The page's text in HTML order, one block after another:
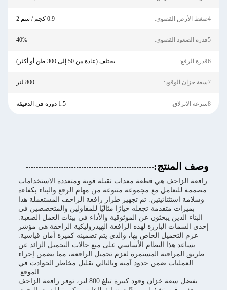
4ضغط الأرض القصوى: 0.9 كجم / سم 2
5قدرة الصعود القصوى: 40%
6قدرة الرفع: يختلف (عادة من 50 إلى 300 طن أو أكثر)
7سعة خزان الوقود: 800 لتر
8سرعة الانزلاق: 1.5 دورة في الدقيقة
وصف المنتج:
رافعة الزاحف هي قطعة معدات ثقيلة قوية ومتعددة الاستخدامات
مصممة للتعامل مع مجموعة متنوعة من مهام الرفع والبناء بكفاءة
وسلامة استثنائيتين. تم تجهيز طراز رافعة الزاحف المستعملة هذا
بميزات متقدمة تجعله خيارًا مثاليًا للمقاولين والمتخصصين في
البناء الذين يبحثون عن الموثوقية والأداء في بيئات العمل الصعبة.
إحدى السمات البارزة لهذه الرافعة الهيدروليكية الزاحفة هي مؤشر
عزم التحميل الخاص بها، والذي يتم تضمينه كميزة أمان قياسية.
يساعد هذا النظام الأساسي على منع حالات التحميل الزائد عن
طريق المراقبة المستمرة لعزم تحميل الرافعة، مما يضمن إجراء
العمليات ضمن حدود آمنة وبالتالي تقليل مخاطر الحوادث في
الموقع.
بفضل سعة خزان وقود كبيرة تبلغ 800 لتر، توفر رافعة الزاحف